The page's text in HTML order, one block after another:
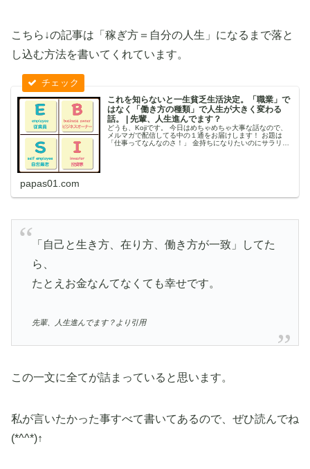
こちら↓の記事は「稼ぎ方＝自分の人生」になるまで落と
し込む方法を書いてくれています。
これを知らないと一生貧乏生活決定。「職業」で
はなく「働き方の種類」で人生が大きく変わる
話。 | 先輩、人生進んでます？
どうも、Kojiです。 今日はめちゃめちゃ大事な話なので、
メルマガで配信してる中の１通をお届けします！ お題は
「仕事ってなんなのさ！」 金持ちになりたいのにサラリー
papas01.com
「自己と生き方、在り方、働き方が一致」してた
ら、
たとえお金なんてなくても幸せです。
先輩、人生進んでます？より引用
この一文に全てが詰まっていると思います。
私が言いたかった事すべて書いてあるので、ぜひ読んでね
(*^^*)↑